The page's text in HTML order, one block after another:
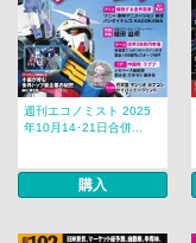
週刊エコノミスト 2025
年10月14･21日合併...
購入